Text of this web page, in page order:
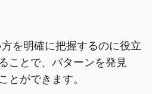
を明確に把握するのに役立
ことで、パターンを発見
とができます。